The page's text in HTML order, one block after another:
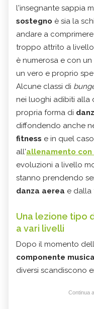
l'insegnante sappia
sostegno è sia la
andare a
troppo attrito a
è numerosa e con
un vero e proprio
Alcune classi di
nei luoghi adibiti alla
propria forma di
diffondendo anche
fitness e in quel
all'allenamento con
evoluzioni a livello
stanno prendendo
danza aerea e dalla
Una lezione tipo
a vari livelli
Dopo il momento
componente
diversi scandiscono
Continua